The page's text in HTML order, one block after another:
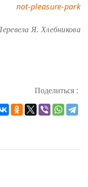
not-pleasure-park
Я. Хлебникова
Поделиться :